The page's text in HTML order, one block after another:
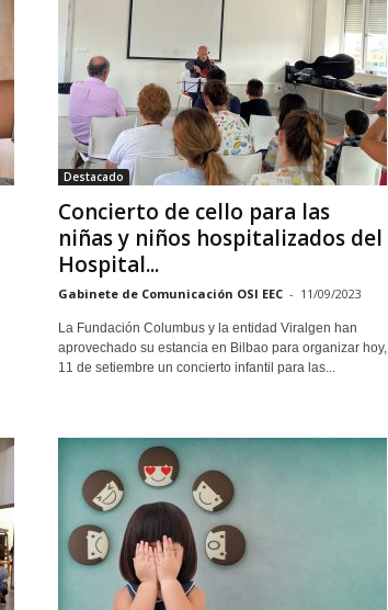
Destacado
Concierto de cello para las
niñas y niños hospitalizados del
Hospital...
Gabinete de Comunicación OSI EEC - 11/09/2023
La Fundación Columbus y la entidad Viralgen han
aprovechado su estancia en Bilbao para organizar hoy,
11 de setiembre un concierto infantil para las...